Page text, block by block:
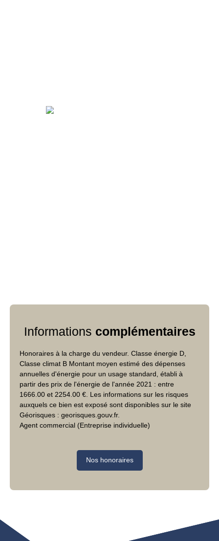
Informations complémentaires
Honoraires à la charge du vendeur. Classe énergie D,
Classe climat B Montant moyen estimé des dépenses
annuelles d'énergie pour un usage standard, établi à
partir des prix de l'énergie de l'année 2021 : entre
1666.00 et 2254.00 €. Les informations sur les risques
auxquels ce bien est exposé sont disponibles sur le site
Géorisques : georisques.gouv.fr.
Agent commercial (Entreprise individuelle)
Nos honoraires